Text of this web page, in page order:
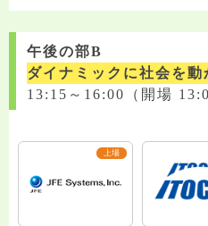
午後の部B
ダイナミックに社会を動
13:15～16:00（開場